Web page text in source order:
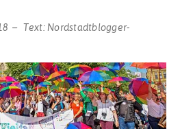
Text: Nordstadtblogger-